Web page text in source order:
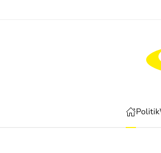
Politik